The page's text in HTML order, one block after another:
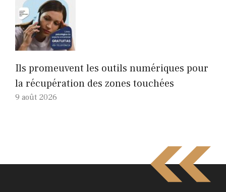
Ils promeuvent les outils numériques pour
la récupération des zones touchées
9 août 2026